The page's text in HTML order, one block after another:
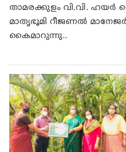
താമരക്കുളം വി.വി.
മാതൃഭൂമി റീജണൽ
കൈമാറുന്നു..